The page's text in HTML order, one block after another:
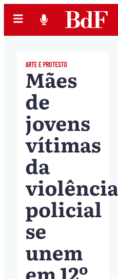
ARTE E PROTESTO
Mães
de
jovens
vítimas
da
violência
policial
se
unem
em 12º